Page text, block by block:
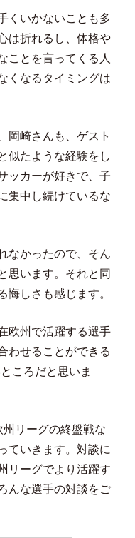
くいかないことも多
は折れるし、体格や
ことを言ってくる人
くなるタイミングは
岡崎さんも、ゲスト
似たような経験をし
ッカーが好きで、子
集中し続けているな
なかったので、そん
思います。それと同
悔しさも感じます。
欧州で活躍する選手
わせることができる
ころだと思いま
リーグの終盤戦な
ていきます。対談に
リーグでより活躍す
んな選手の対談をご